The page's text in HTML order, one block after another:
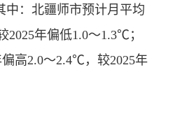
：北疆师市预计月平均
年偏低1.0～1.3℃；
高2.0～2.4℃，较2025年